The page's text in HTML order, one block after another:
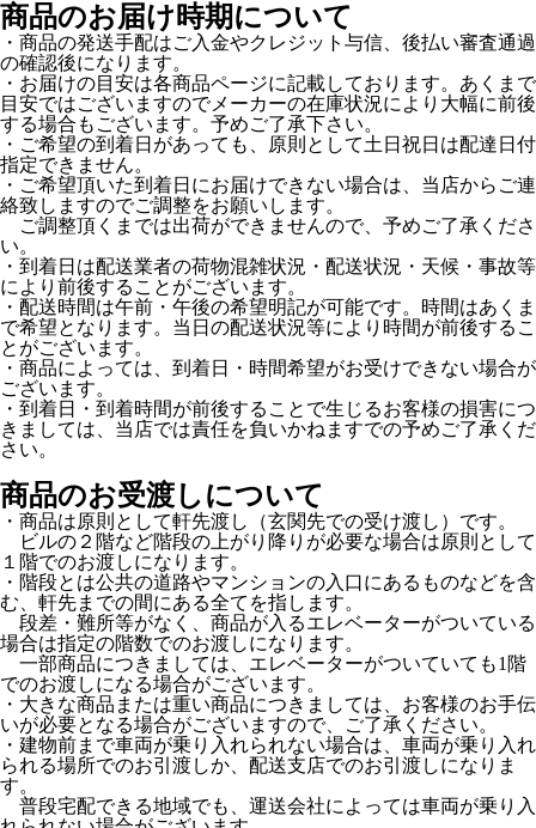
商品のお届け時期について
・商品の発送手配はご入金やクレジット与信、後払い審査通過
の確認後になります。
・お届けの目安は各商品ページに記載しております。あくまで
目安ではございますのでメーカーの在庫状況により大幅に前後
する場合もございます。予めご了承下さい。
・ご希望の到着日があっても、原則として土日祝日は配達日付
指定できません。
・ご希望頂いた到着日にお届けできない場合は、当店からご連
絡致しますのでご調整をお願いします。
ご調整頂くまでは出荷ができませんので、予めご了承くださ
い。
・到着日は配送業者の荷物混雑状況・配送状況・天候・事故等
により前後することがございます。
・配送時間は午前・午後の希望明記が可能です。時間はあくま
で希望となります。当日の配送状況等により時間が前後するこ
とがございます。
・商品によっては、到着日・時間希望がお受けできない場合が
ございます。
・到着日・到着時間が前後することで生じるお客様の損害につ
きましては、当店では責任を負いかねますでの予めご了承くだ
さい。
商品のお受渡しについて
・商品は原則として軒先渡し（玄関先での受け渡し）です。
ビルの２階など階段の上がり降りが必要な場合は原則として
１階でのお渡しになります。
・階段とは公共の道路やマンションの入口にあるものなどを含
む、軒先までの間にある全てを指します。
段差・難所等がなく、商品が入るエレベーターがついている
場合は指定の階数でのお渡しになります。
一部商品につきましては、エレベーターがついていても1階
でのお渡しになる場合がございます。
・大きな商品または重い商品につきましては、お客様のお手伝
いが必要となる場合がございますので、ご了承ください。
・建物前まで車両が乗り入れられない場合は、車両が乗り入れ
られる場所でのお引渡しか、配送支店でのお引渡しになりま
す。
普段宅配できる地域でも、運送会社によっては車両が乗り入